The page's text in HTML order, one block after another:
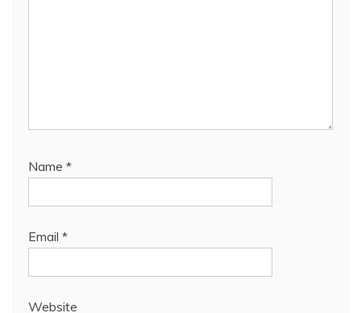
Name *
Email *
Website